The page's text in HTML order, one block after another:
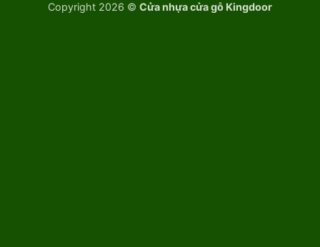
Copyright 2026 © Cửa nhựa cửa gỗ Kingdoor